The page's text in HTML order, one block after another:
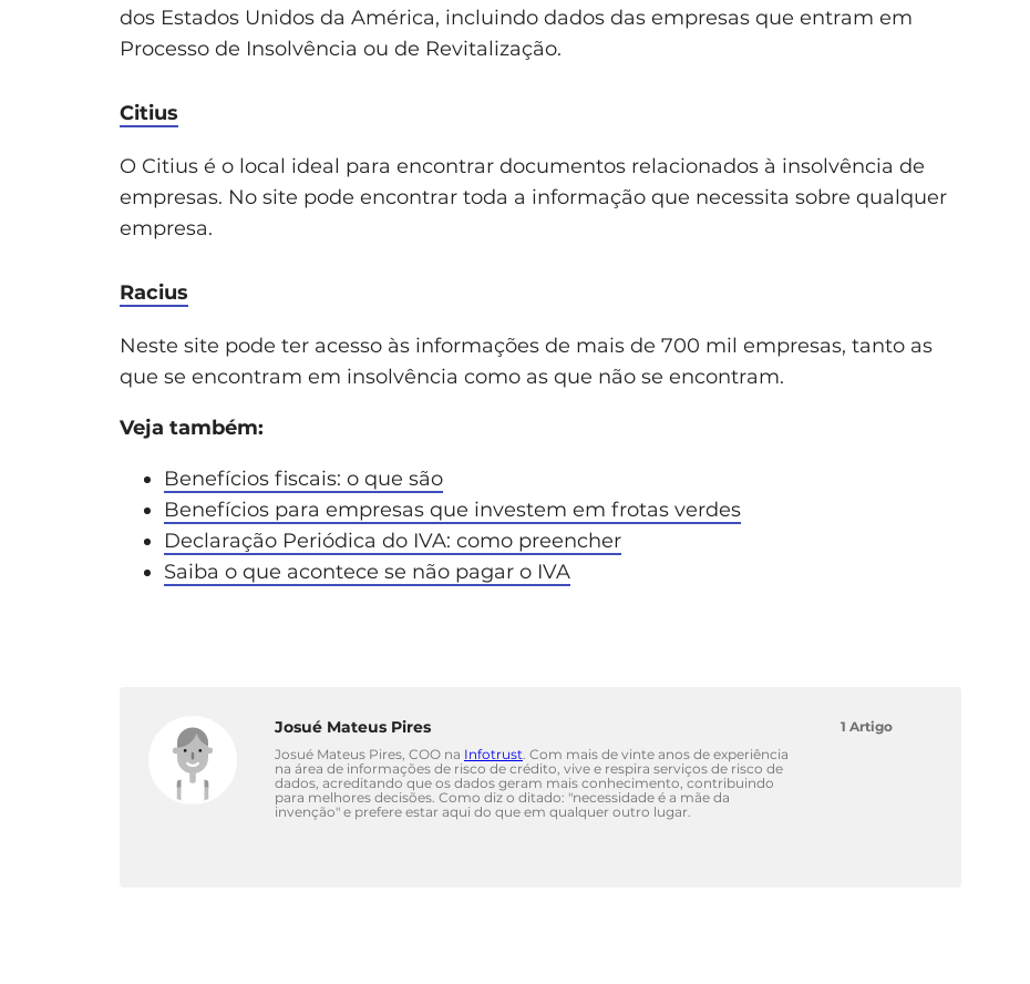
dos Estados Unidos da América, incluindo dados das empresas que entram em
Processo de Insolvência ou de Revitalização.
Citius
O Citius é o local ideal para encontrar documentos relacionados à insolvência de
empresas. No site pode encontrar toda a informação que necessita sobre qualquer
empresa.
Racius
Neste site pode ter acesso às informações de mais de 700 mil empresas, tanto as
que se encontram em insolvência como as que não se encontram.
Veja também:
Benefícios fiscais: o que são
Benefícios para empresas que investem em frotas verdes
Declaração Periódica do IVA: como preencher
Saiba o que acontece se não pagar o IVA
Josué Mateus Pires
Josué Mateus Pires, COO na Infotrust . Com mais de vinte anos de experiência
na área de informações de risco de crédito, vive e respira serviços de risco de
dados, acreditando que os dados geram mais conhecimento, contribuindo
para melhores decisões. Como diz o ditado: "necessidade é a mãe da
invenção" e prefere estar aqui do que em qualquer outro lugar.
1 Artigo